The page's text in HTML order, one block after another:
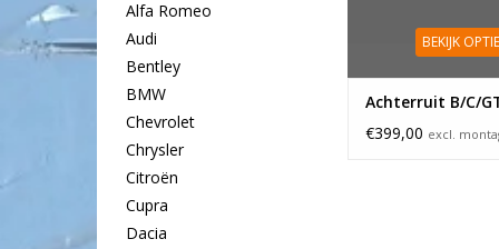
Alfa Romeo
Audi
Bentley
BMW
Chevrolet
Chrysler
Citroën
Cupra
Dacia
BEKIJK
Achterruit B/C/
€399,00 excl.